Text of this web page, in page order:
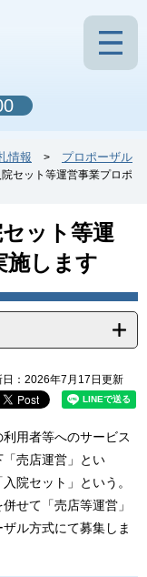
情報 >
プロポーザル
セット等運営事業プロポ
ット等運
施します
日：2026年7月17日更新
用者等へのサービス
売店運営」とい
院セット」という。
せて「売店等運営」
ル方式にて募集しま